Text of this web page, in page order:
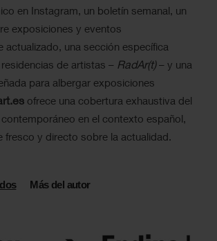
en Instagram, un boletín semanal, un
exposiciones y eventos
actualizado, una sección específica
de artistas – RadAr(t)– y una
para albergar exposiciones
ofrece una cobertura exhaustiva del
en el contexto español,
fresco y directo sobre la actualidad.
Más del autor